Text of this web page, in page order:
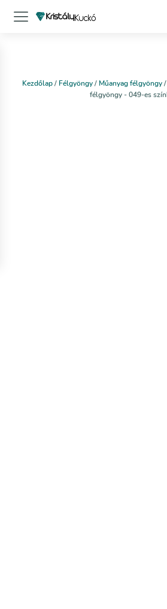
Kezdőlap/ Félgyöngy/ Műanyag félgyöngy
félgyöngy - 049-es